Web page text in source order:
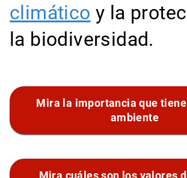
climático y la
la biodiversidad.
Mira la importancia que
ambiente
Mira cuáles son los valores